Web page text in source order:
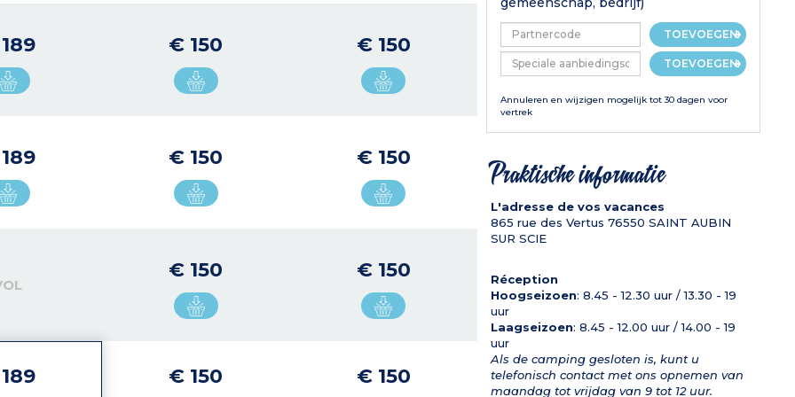
€ 150 € 150
€ 150 € 150
€ 150 € 150
€ 150 € 150
TOEVOEGEN
TOEVOEGEN
Annuleren en wijzigen mogelijk tot 30 dagen voor
vertrek
Praktische informatie
L'adresse de vos vacances
865 rue des Vertus 76550 SAINT AUBIN
SUR SCIE
Réception
Hoogseizoen: 8.45 - 12.30 uur / 13.30 - 19
uur
Laagseizoen: 8.45 - 12.00 uur / 14.00 - 19
uur
Als de camping gesloten is, kunt u
telefonisch contact met ons opnemen van
maandag tot vrijdag van 9 tot 12 uur.